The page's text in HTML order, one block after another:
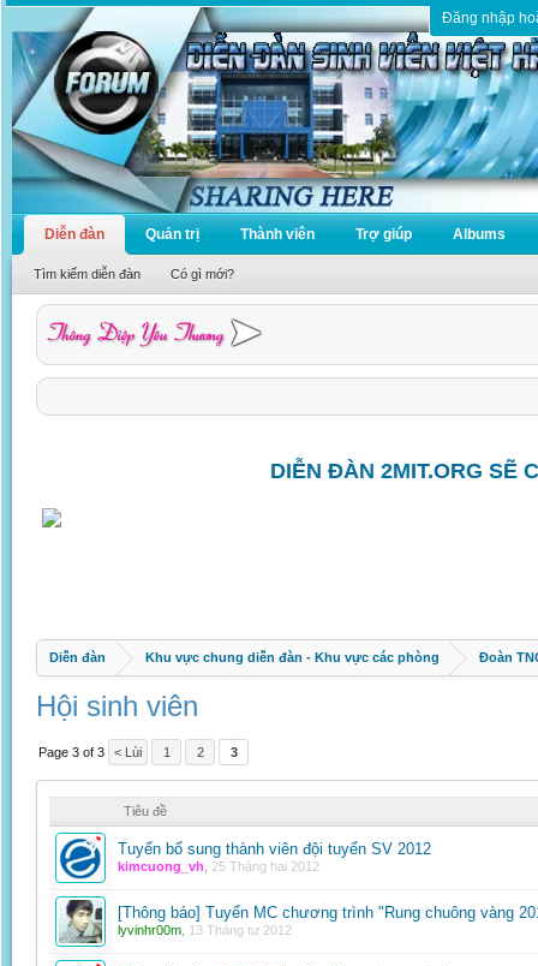
Đăng nhập
Diễn đàn
Tìm kiếm diễn đàn Có gì mới?
Quản trị Thành viên Trợ giúp Albums
DIỄN ĐÀN 2MIT.ORG SẼ
Diễn đàn Khu vực chung diễn đàn - Khu vực các phòng Đoàn
Hội sinh viên
Page 3 of 3 < Lùi 1 2 3
Tiêu đề
Tuyển bổ sung thành viên đội tuyển SV 2012
kimcuong_vh 25 Tháng hai 2012
[Thông báo] Tuyển MC chương trình "Rung chuông vàng
lyvinhr00m 13 Tháng tư 2012